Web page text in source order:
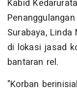
Kabid
Surabaya,
di lokasi jasad
bantaran rel.
"Korban